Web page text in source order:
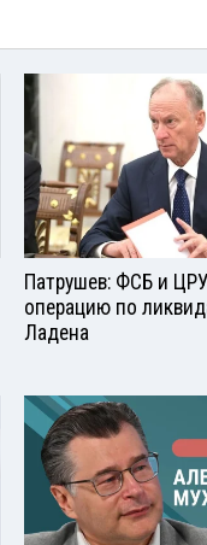
Патрушев: ФСБ и
операцию по
Ладена